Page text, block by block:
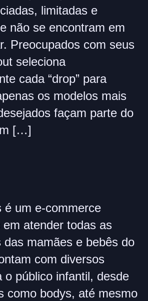
limitadas e
não se encontram em
Preocupados com seus
seleciona
cada “drop” para
os modelos mais
façam parte do
[…]
é um e-commerce
em atender todas as
das mamães e bebês do
com diversos
o público infantil, desde
como bodys, até mesmo